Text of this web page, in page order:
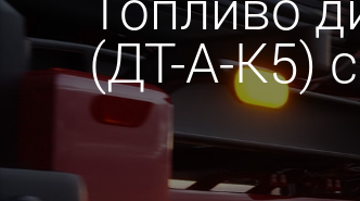
(ДТ-А-К5)